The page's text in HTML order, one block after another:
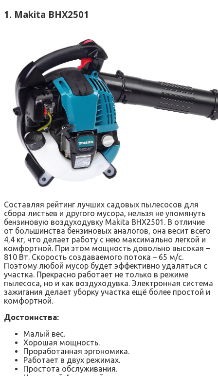
1. Makita BHX2501
Составляя рейтинг лучших садовых пылесосов для
сбора листьев и другого мусора, нельзя не упомянуть
бензиновую воздуходувку Makita BHX2501. В отличие
от большинства бензиновых аналогов, она весит всего
4,4 кг, что делает работу с нею максимально легкой и
комфортной. При этом мощность довольно высокая –
810 Вт. Скорость создаваемого потока – 65 м/с.
Поэтому любой мусор будет эффективно удаляться с
участка. Прекрасно работает не только в режиме
пылесоса, но и как воздуходувка. Электронная система
зажигания делает уборку участка ещё более простой и
комфортной.
Достоинства:
Малый вес.
Хорошая мощность.
Проработанная эргономика.
Работает в двух режимах.
Простота обслуживания.